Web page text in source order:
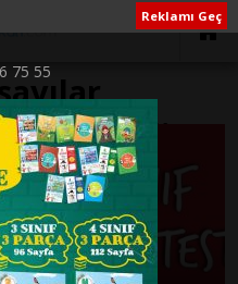
Reklamı Geç
75 55
ile İlişikli